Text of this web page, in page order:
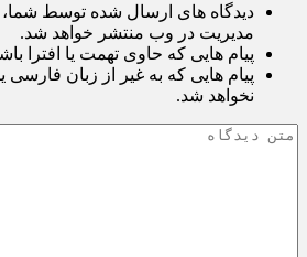
دیدگاه های ارسال شده توسط شما،
مدیریت در وب منتشر خواهد شد.
پیام هایی که حاوی تهمت یا افترا
پیام هایی که به غیر از زبان فارسی
نخواهد شد.